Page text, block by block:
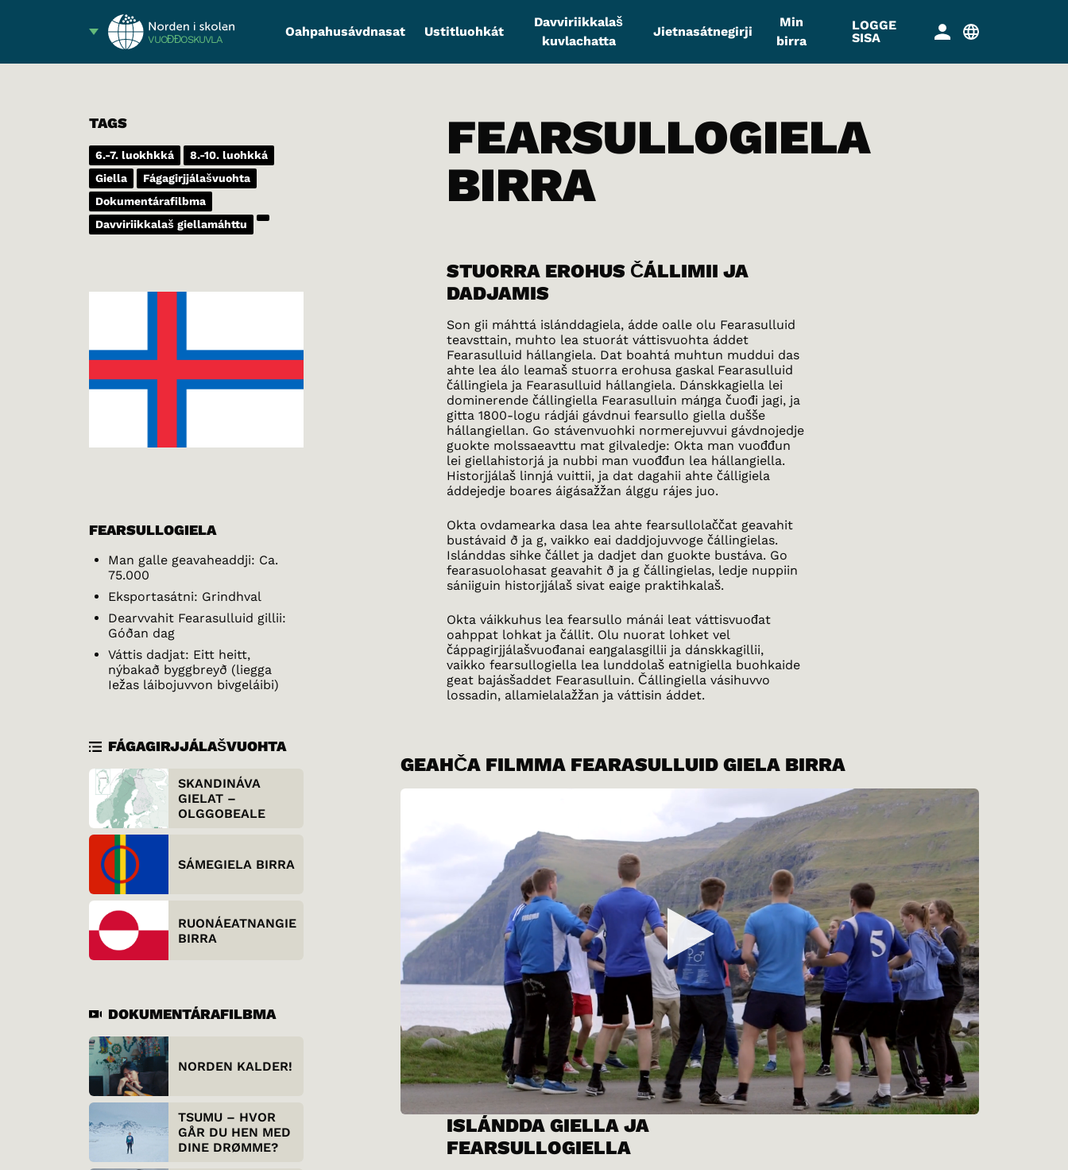
VUOĐĐOSKUVLA
Oahpahusávdnasat Ustitluohkát
Davviriikkalaš
kuvlachatta
Jietnasátnegirji
Min
birra
LOGGE
SISA
TAGS
6.-7. luokhkká
8.-10. luohkká
Giella
Fágagirjjálašvuohta
Dokumentárafilbma
Davviriikkalaš giellamáhttu
FEARSULLOGIELA
Man galle geavaheaddji: Ca.
75.000
Eksportasátni: Grindhval
Dearvvahit Fearasulluid gillii:
Góðan dag
Váttis dadjat: Eitt heitt,
nýbakað byggbreyð (liegga
Iežas láibojuvvon bivgeláibi)
FÁGAGIRJJÁLAŠVUOHTA
SKANDINÁVA
GIELAT –
OLGGOBEALE
SÁMEGIELA BIRRA
RUONÁEATNANGIELA
BIRRA
DOKUMENTÁRAFILBMA
NORDEN KALDER!
TSUMU – HVOR
GÅR DU HEN MED
DINE DRØMME?
FEARSULLOGIELA
BIRRA
STUORRA EROHUS ČÁLLIMII JA
DADJAMIS
Son gii máhttá islánddagiela, ádde oalle olu Fearasulluid
teavsttain, muhto lea stuorát váttisvuohta áddet
Fearasulluid hállangiela. Dat boahtá muhtun muddui das
ahte lea álo leamaš stuorra erohusa gaskal Fearasulluid
čállingiela ja Fearasulluid hállangiela. Dánskkagiella lei
dominerende čállingiella Fearasulluin máŋga čuođi jagi, ja
gitta 1800-logu rádjái gávdnui fearsullo giella dušše
hállangiellan. Go stávenvuohki normerejuvvui gávdnojedje
guokte molssaeavttu mat gilvaledje: Okta man vuođđun
lei giellahistorjá ja nubbi man vuođđun lea hállangiella.
Historjjálaš linnjá vuittii, ja dat dagahii ahte čálligiela
áddejedje boares áigásažžan álggu rájes juo.
Okta ovdamearka dasa lea ahte fearsullolaččat geavahit
bustávaid ð ja g, vaikko eai daddjojuvvoge čállingielas.
Islánddas sihke čállet ja dadjet dan guokte bustáva. Go
fearasuolohasat geavahit ð ja g čállingielas, ledje nuppiin
sániiguin historjjálaš sivat eaige praktihkalaš.
Okta váikkuhus lea fearsullo mánái leat váttisvuođat
oahppat lohkat ja čállit. Olu nuorat lohket vel
čáppagirjjálašvuođanai eaŋgalasgillii ja dánskkagillii,
vaikko fearsullogiella lea lunddolaš eatnigiella buohkaide
geat bajásšaddet Fearasulluin. Čállingiella vásihuvvo
lossadin, allamielalažžan ja váttisin áddet.
GEAHČA FILMMA FEARASULLUID GIELA BIRRA
ISLÁNDDA GIELLA JA
FEARSULLOGIELLA